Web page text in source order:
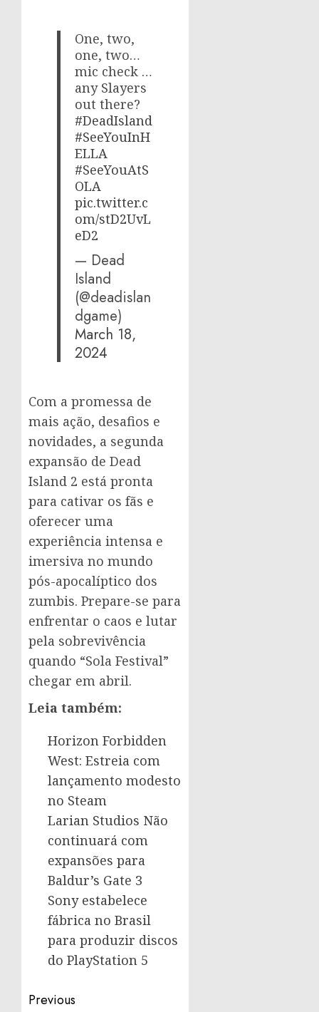
One, two,
one, two…
mic check …
any Slayers
out there?
#DeadIsland
#SeeYouInH
ELLA
#SeeYouAtS
OLA
pic.twitter.c
om/stD2UvL
eD2
— Dead
Island
(@deadislan
dgame)
March 18,
2024
Com a promessa de
mais ação, desafios e
novidades, a segunda
expansão de Dead
Island 2 está pronta
para cativar os fãs e
oferecer uma
experiência intensa e
imersiva no mundo
pós-apocalíptico dos
zumbis. Prepare-se para
enfrentar o caos e lutar
pela sobrevivência
quando “Sola Festival”
chegar em abril.
Leia também:
Horizon Forbidden
West: Estreia com
lançamento modesto
no Steam
Larian Studios Não
continuará com
expansões para
Baldur’s Gate 3
Sony estabelece
fábrica no Brasil
para produzir discos
do PlayStation 5
Post
Previous